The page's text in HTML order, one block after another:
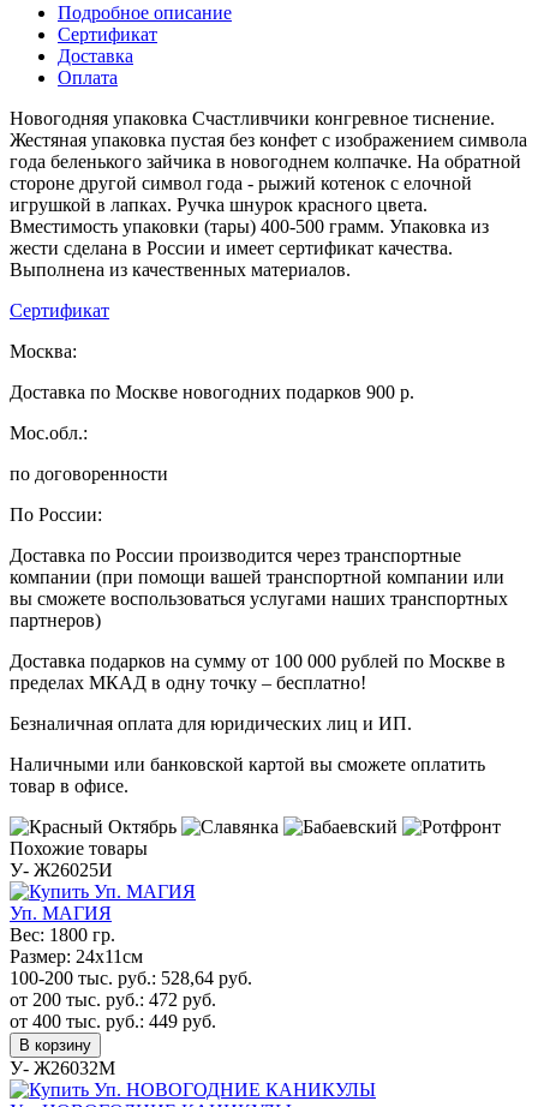
Подробное описание
Сертификат
Доставка
Оплата
Новогодняя упаковка Счастливчики конгревное тиснение.
Жестяная упаковка пустая без конфет с изображением символа
года беленького зайчика в новогоднем колпачке. На обратной
стороне другой символ года - рыжий котенок с елочной
игрушкой в лапках. Ручка шнурок красного цвета.
Вместимость упаковки (тары) 400-500 грамм. Упаковка из
жести сделана в России и имеет сертификат качества.
Выполнена из качественных материалов.
Сертификат
Москва:
Доставка по Москве новогодних подарков 900 р.
Мос.обл.:
по договоренности
По России:
Доставка по России производится через транспортные
компании (при помощи вашей транспортной компании или
вы сможете воспользоваться услугами наших транспортных
партнеров)
Доставка подарков на сумму от 100 000 рублей по Москве в
пределах МКАД в одну точку – бесплатно!
Безналичная оплата для юридических лиц и ИП.
Наличными или банковской картой вы сможете оплатить
товар в офисе.
Похожие товары
У- Ж26025И
Уп. МАГИЯ
Вес: 1800 гр.
Размер: 24х11см
100-200 тыс. руб.: 528,64 руб.
от 200 тыс. руб.: 472 руб.
от 400 тыс. руб.: 449 руб.
В корзину
У- Ж26032М